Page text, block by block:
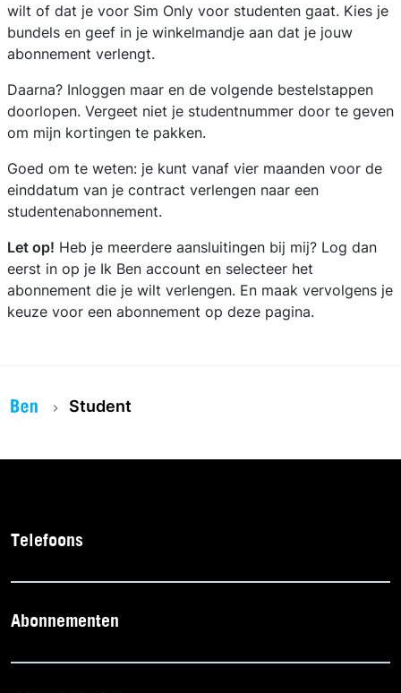
wilt of dat je voor Sim Only voor studenten gaat. Kies je
bundels en geef in je winkelmandje aan dat je jouw
abonnement verlengt.
Daarna? Inloggen maar en de volgende bestelstappen
doorlopen. Vergeet niet je studentnummer door te geven
om mijn kortingen te pakken.
Goed om te weten: je kunt vanaf vier maanden voor de
einddatum van je contract verlengen naar een
studentenabonnement.
Let op! Heb je meerdere aansluitingen bij mij? Log dan
eerst in op je Ik Ben account en selecteer het
abonnement die je wilt verlengen. En maak vervolgens je
keuze voor een abonnement op deze pagina.
Student
Telefoons
Abonnementen